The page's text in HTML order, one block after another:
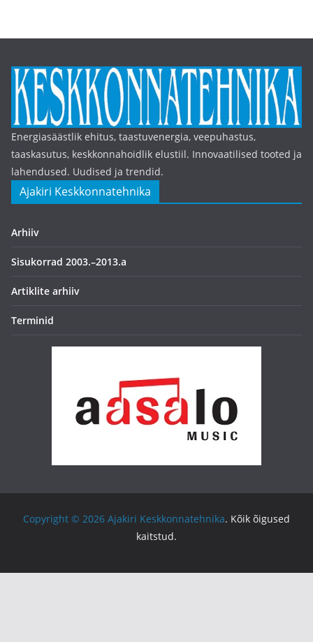
Energiasäästlik ehitus, taastuvenergia, veepuhastus,
taaskasutus, keskkonnahoidlik elustiil. Innovaatilised tooted ja
lahendused. Uudised ja trendid.
Ajakiri Keskkonnatehnika
Arhiiv
Sisukorrad 2003.–2013.a
Artiklite arhiiv
Terminid
Copyright © 2026 Ajakiri Keskkonnatehnika. Kõik õigused
kaitstud.